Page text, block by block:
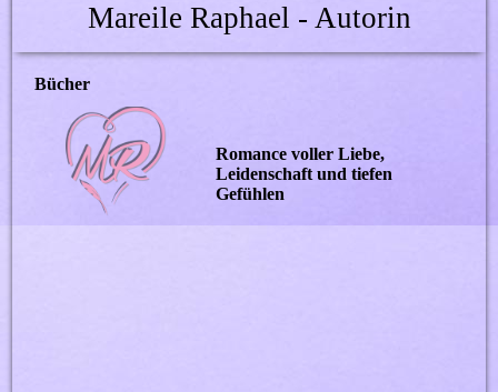
Mareile Raphael - Autorin
Bücher
Romance voller Liebe,
Leidenschaft und tiefen
Gefühlen